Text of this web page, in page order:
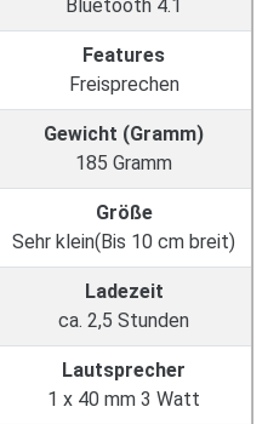
Bluetooth 4.1
Features
Freisprechen
Gewicht (Gramm)
185 Gramm
Größe
Sehr klein(Bis 10 cm breit)
Ladezeit
ca. 2,5 Stunden
Lautsprecher
1 x 40 mm 3 Watt